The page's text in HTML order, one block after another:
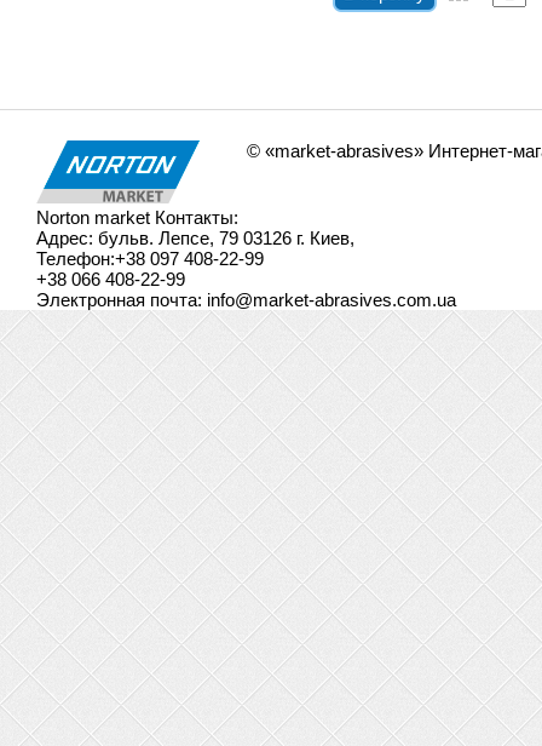
© «market-abrasives» Интернет-
Norton market Контакты:
Адрес: бульв. Лепсе, 79 03126 г. Киев,
Телефон:+38 097 408-22-99
+38 066 408-22-99
Электронная почта: info@market-abrasives.com.ua